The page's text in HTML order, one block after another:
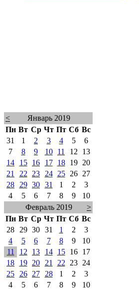
<
Январь 2019
Пн Вт Ср Чт Пт Сб Вс
31
1 2 3 4 5
6
7
8 9 10 11 12
13
14
15 16 17 18 19
20
21
22 23 24 25 26
27
28
29 30 31 1 2
3
4
5 6 7 8 9
10
Февраль 2019
>
Пн Вт Ср Чт Пт Сб Вс
28
29 30 31 1 2
3
4
5 6 7 8 9
10
11
12 13 14 15 16
17
18
19 20 21 22 23
24
25
26 27 28 1 2
3
4
5 6 7 8 9 10